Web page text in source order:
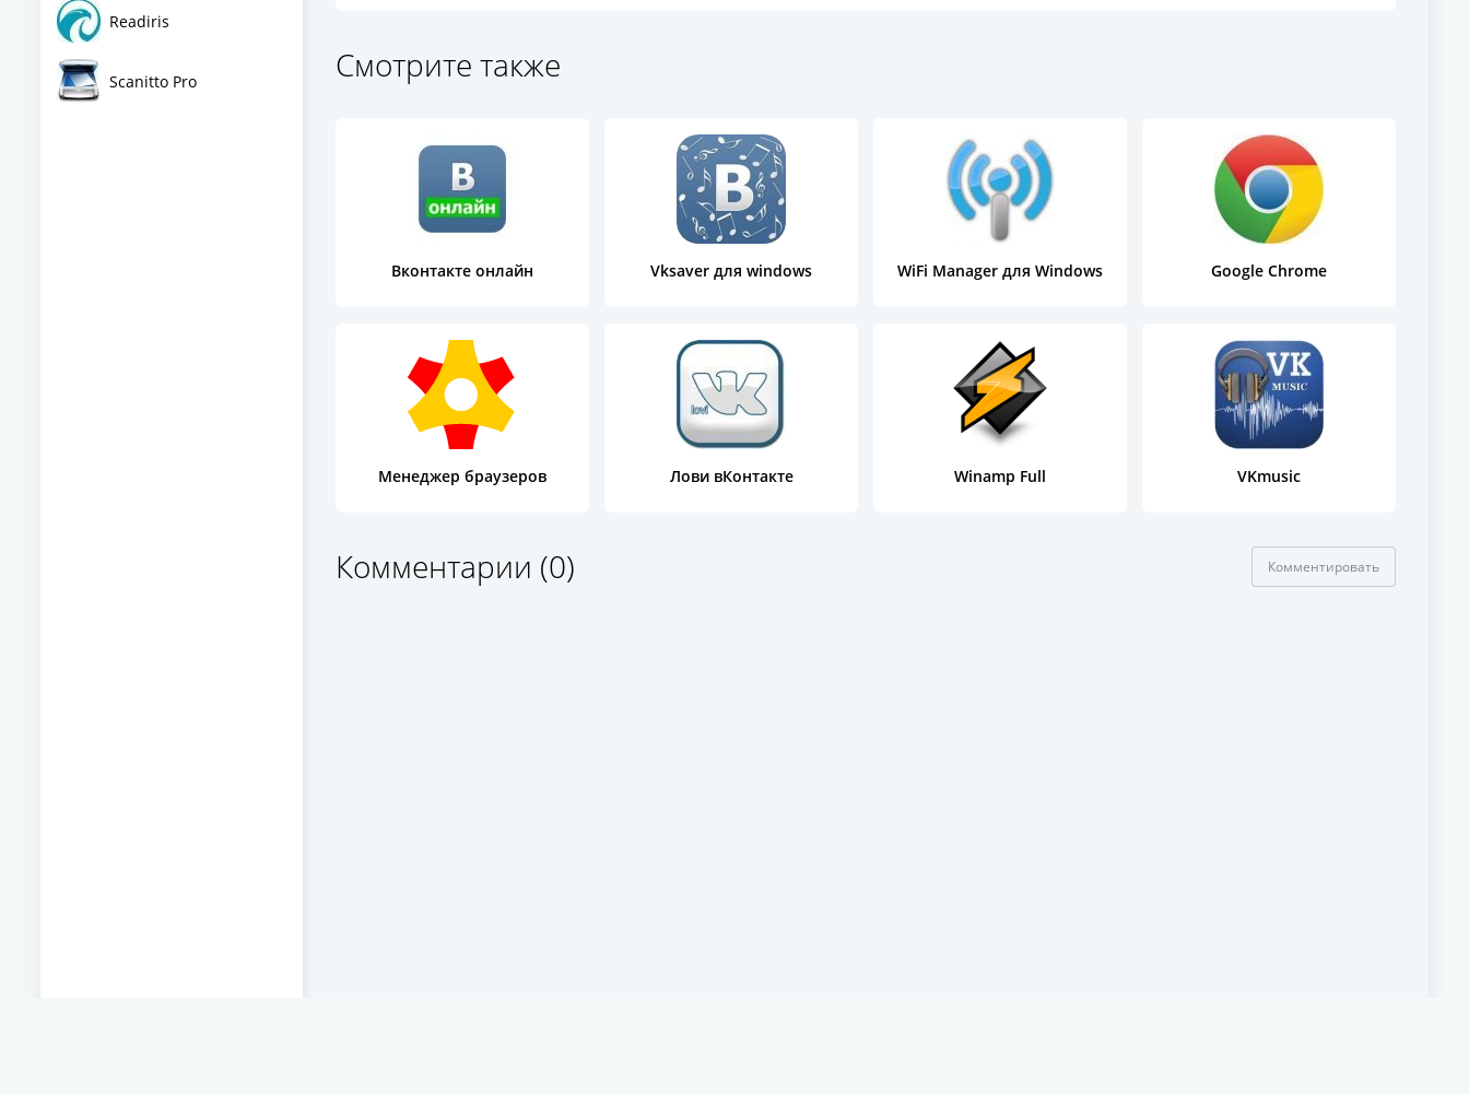
Readiris
Scanitto Pro Смотрите также
Вконтакте онлайн Vksaver для windows WiFi Manager для Windows Google Chrome
Менеджер браузеров Лови вКонтакте Winamp Full VKmusic
Комментарии (0) Комментировать